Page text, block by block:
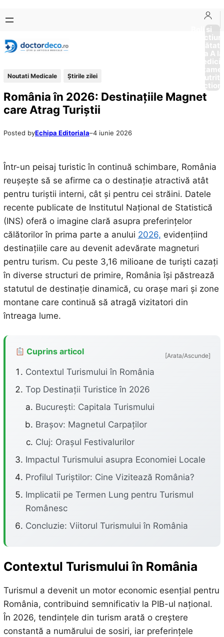
conținut
content
Boli si
Afectiuni
Sănătate
de la A
Noutati Medicale Știrile zilei
România în 2026: Destinațiile Magnet
care Atrag Turiștii
Posted byEchipa Editoriala–4 iunie 2026
Într-un peisaj turistic în continuă schimbare, România
reușește să se afirme ca o destinație atractivă atât
pentru turiștii interni, cât și pentru cei străini. Datele
recente publicate de Institutul Național de Statistică
(INS) oferă o imagine clară asupra preferințelor
călătorilor în prima parte a anului 2026, evidențiind
destinațiile care au devenit adevărate magneturi
pentru turism. Cu peste 3,16 milioane de turiști cazați
în diverse structuri de primire, România își păstrează
statutul de destinație dinamică, cu orașe mari și zone
montane care continuă să atragă vizitatori din
întreaga lume.
Cuprins articol [Arata/Ascunde]
Contextul Turismului în România
Top Destinații Turistice în 2026
București: Capitala Turismului
Brașov: Magnetul Carpaților
Cluj: Orașul Festivalurilor
Impactul Turismului asupra Economiei Locale
Profilul Turiștilor: Cine Vizitează România?
Implicatii pe Termen Lung pentru Turismul
Românesc
Concluzie: Viitorul Turismului în România
Contextul Turismului în România
Turismul a devenit un motor economic esențial pentru
România, contribuind semnificativ la PIB-ul național.
În 2026, tendințele din turism arată o creștere
constantă a numărului de sosiri, iar preferințele